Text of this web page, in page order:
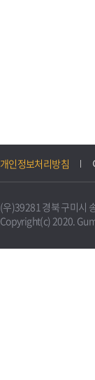
개인정보처리방침
(우)39281 경북 구미시
Copyright(c) 2020.